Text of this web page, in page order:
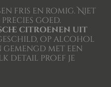
fris en romig. Niet
goed.
citroenen uit
op alcohol
met een
detail proef je